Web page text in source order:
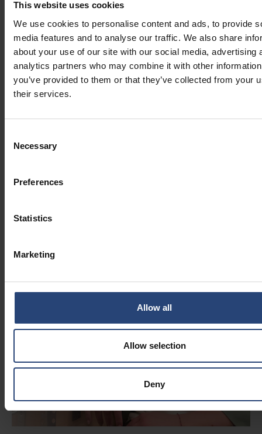
This website uses cookies
We use cookies to personalise content and ads, to provide
media features and to analyse our traffic. We also share
about your use of our site with our social media, advertising
analytics partners who may combine it with other
you’ve provided to them or that they’ve collected from your
their services.
Selection
Necessary
Preferences
Statistics
Marketing
Allow all
Allow selection
Deny
mówi. Zwraca również uwagę na to, że macierzyństwo powinno
przykład, jak bycie rodzicem może uczynić osobę silniejszą,
bardziej asertywną, a także cieplejszym i bardziej opiekuńczym
pracownikiem i liderem. Ponadto mówi: "Pracodawcy powinni
tworzyć bezpieczne środowiska, w których pracownice mogą
odważnie mówić, jeśli doświadczają seksizmu".
wiedza jest czymś, co należy cenić. Zachęcające jest również to,